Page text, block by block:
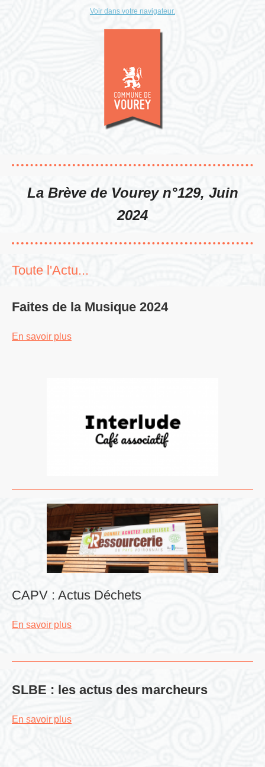
Voir dans votre navigateur.
La Brève de Vourey n°129, Juin
2024
Toute l'Actu...
Faites de la Musique 2024
En savoir plus
CAPV : Actus Déchets
En savoir plus
SLBE : les actus des marcheurs
En savoir plus